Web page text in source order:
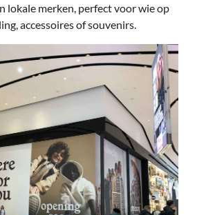
lokale merken, perfect voor wie op
accessoires of souvenirs.